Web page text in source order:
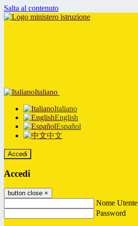
Salta al contenuto
Italiano
Italiano
English
Español
中文
Accedi
Accedi
button close ×
Nome Utente
Password